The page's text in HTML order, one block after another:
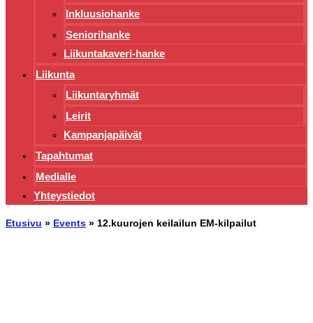
Inkluusiohanke
Seniorihanke
Liikuntakaveri-hanke
Liikunta
Liikuntaryhmät
Leirit
Kampanjapäivät
Tapahtumat
Medialle
Yhteystiedot
Etusivu » Events » 12.kuurojen keilailun EM-kilpailut